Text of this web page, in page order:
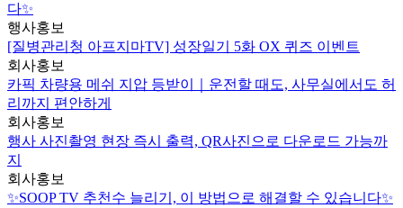
다✨
행사홍보
[질병관리청 아프지마TV] 성장일기 5화 OX 퀴즈 이벤트
회사홍보
카픽 차량용 메쉬 지압 등받이｜운전할 때도, 사무실에서도 허
리까지 편안하게
회사홍보
행사 사진촬영 현장 즉시 출력, QR사진으로 다운로드 가능까
지
회사홍보
✨SOOP TV 추천수 늘리기, 이 방법으로 해결할 수 있습니다✨